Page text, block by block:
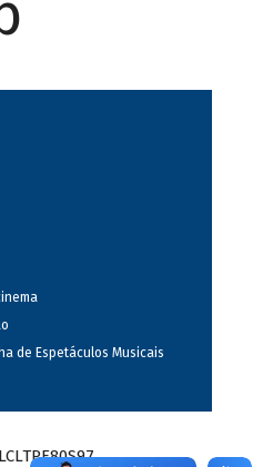
de Espetáculos Musicais